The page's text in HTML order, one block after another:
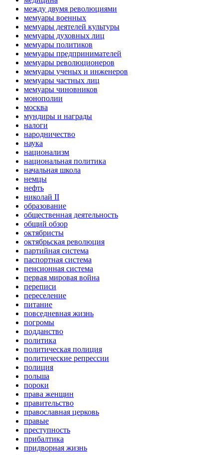
между двумя революциями
мемуары военных
мемуары деятелей культуры
мемуары духовных лиц
мемуары политиков
мемуары предпринимателей
мемуары революционеров
мемуары ученых и инженеров
мемуары частных лиц
мемуары чиновников
монополии
москва
мундиры и награды
налоги
народничество
наука
национализм
национальная политика
начальная школа
немцы
нефть
николай II
образование
общественная деятельность
общий обзор
октябристы
октябрьская революция
партийная система
паспортная система
пенсионная система
первая мировая война
переписи
переселение
питание
повседневная жизнь
погромы
подданство
политика
политическая полиция
политические репрессии
полиция
польша
пороки
права женщин
правительство
православная церковь
правые
преступность
прибалтика
придворная жизнь